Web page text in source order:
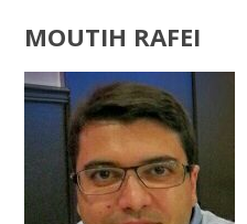
MOUTIH RAFEI